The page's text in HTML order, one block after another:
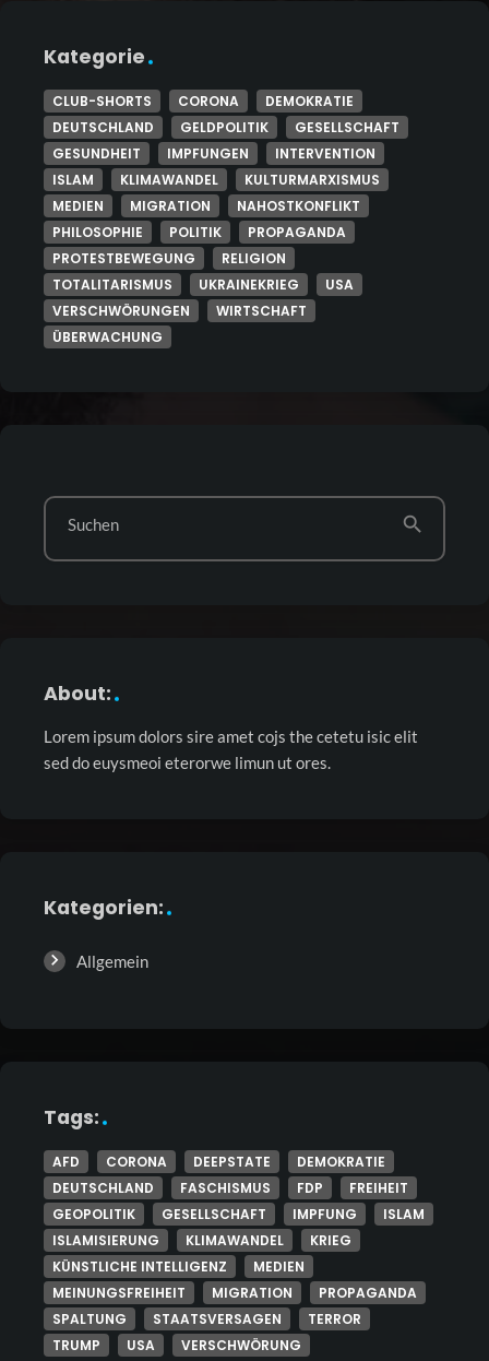
Kategorie
CLUB-SHORTS CORONA
DEMOKRATIE
DEUTSCHLAND
GELDPOLITIK
GESELLSCHAFT
GESUNDHEIT
IMPFUNGEN
INTERVENTION
ISLAM
KLIMAWANDEL
KULTURMARXISMUS
MEDIEN
MIGRATION
NAHOSTKONFLIKT
PHILOSOPHIE
POLITIK
PROPAGANDA
PROTESTBEWEGUNG
RELIGION
TOTALITARISMUS
UKRAINEKRIEG
USA
VERSCHWÖRUNGEN
WIRTSCHAFT
ÜBERWACHUNG
Suchen search
About:
Lorem ipsum dolors sire amet cojs the cetetu isic elit
sed do euysmeoi eterorwe limun ut ores.
Kategorien:
Allgemein
Tags:
AFD CORONA DEEPSTATE
DEMOKRATIE
DEUTSCHLAND
FASCHISMUS FDP
FREIHEIT
GEOPOLITIK
GESELLSCHAFT IMPFUNG
ISLAM
ISLAMISIERUNG
KLIMAWANDEL
KRIEG
KÜNSTLICHE INTELLIGENZ
MEDIEN
MEINUNGSFREIHEIT
MIGRATION
PROPAGANDA
SPALTUNG
STAATSVERSAGEN
TERROR
TRUMP
USA VERSCHWÖRUNG